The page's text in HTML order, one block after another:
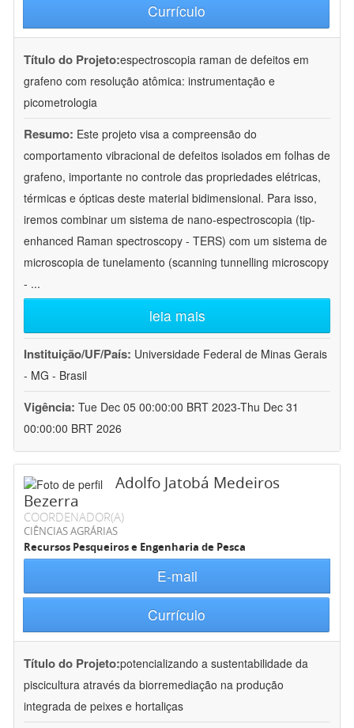
Currículo
Título do Projeto:espectroscopia raman de defeitos em
grafeno com resolução atômica: instrumentação e
picometrologia
Resumo: Este projeto visa a compreensão do
comportamento vibracional de defeitos isolados em folhas de
grafeno, importante no controle das propriedades elétricas,
térmicas e ópticas deste material bidimensional. Para isso,
iremos combinar um sistema de nano-espectroscopia (tip-
enhanced Raman spectroscopy - TERS) com um sistema de
microscopia de tunelamento (scanning tunnelling microscopy
- ...
leia mais
Instituição/UF/País: Universidade Federal de Minas Gerais
- MG - Brasil
Vigência: Tue Dec 05 00:00:00 BRT 2023-Thu Dec 31
00:00:00 BRT 2026
Adolfo Jatobá Medeiros
Bezerra
COORDENADOR(A)
CIÊNCIAS AGRÁRIAS
Recursos Pesqueiros e Engenharia de Pesca
E-mail
Currículo
Título do Projeto:potencializando a sustentabilidade da
piscicultura através da biorremediação na produção
integrada de peixes e hortaliças